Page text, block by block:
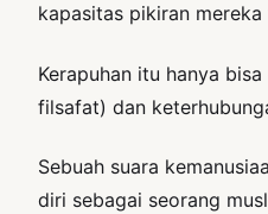
kapasitas pikiran
Kerapuhan itu hanya
filsafat) dan
Sebuah suara
diri sebagai seorang